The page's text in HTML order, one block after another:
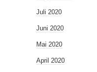
Juli 2020
Juni 2020
Mai 2020
April 2020